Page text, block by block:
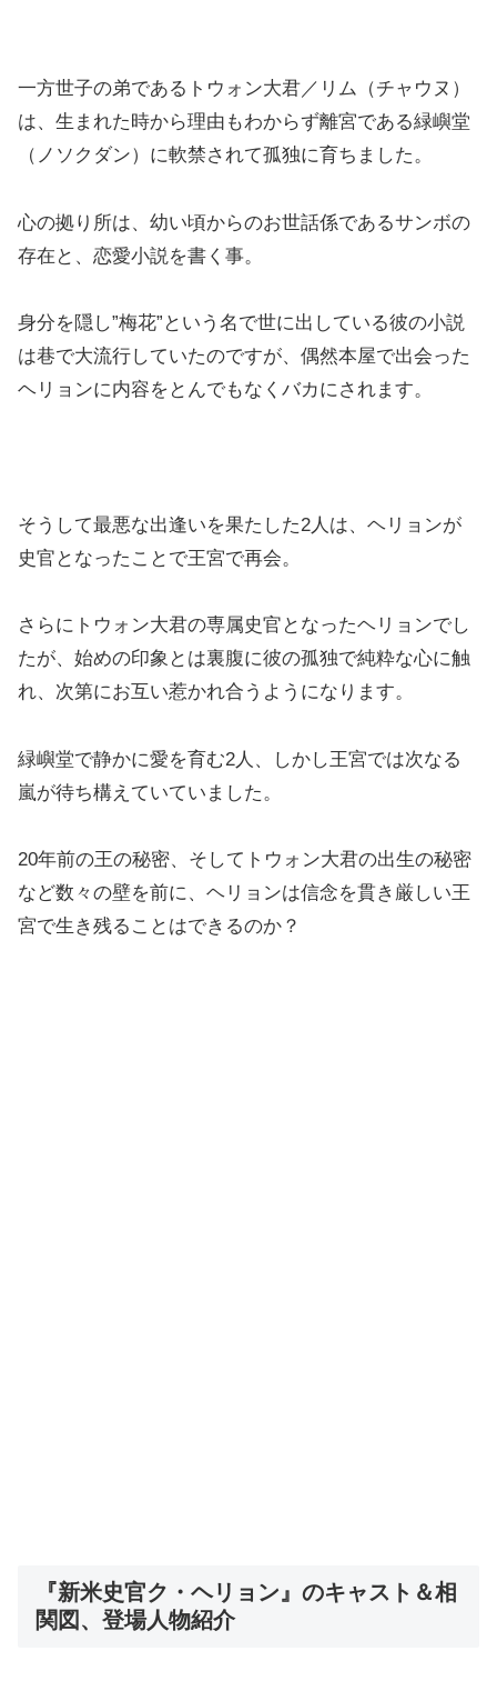
一方世子の弟であるトウォン大君／リム（チャウヌ）
は、生まれた時から理由もわからず離宮である緑嶼堂
（ノソクダン）に軟禁されて孤独に育ちました。
心の拠り所は、幼い頃からのお世話係であるサンボの
存在と、恋愛小説を書く事。
身分を隠し”梅花”という名で世に出している彼の小説
は巷で大流行していたのですが、偶然本屋で出会った
ヘリョンに内容をとんでもなくバカにされます。
そうして最悪な出逢いを果たした2人は、ヘリョンが
史官となったことで王宮で再会。
さらにトウォン大君の専属史官となったヘリョンでし
たが、始めの印象とは裏腹に彼の孤独で純粋な心に触
れ、次第にお互い惹かれ合うようになります。
緑嶼堂で静かに愛を育む2人、しかし王宮では次なる
嵐が待ち構えていていました。
20年前の王の秘密、そしてトウォン大君の出生の秘密
など数々の壁を前に、ヘリョンは信念を貫き厳しい王
宮で生き残ることはできるのか？
『新米史官ク・ヘリョン』のキャスト＆相
関図、登場人物紹介